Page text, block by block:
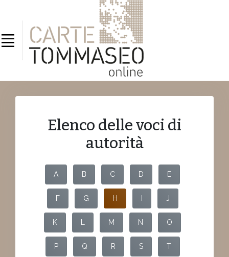
Elenco delle voci di
autorità
A B C D E
F G H J
K M N O
P Q R S T